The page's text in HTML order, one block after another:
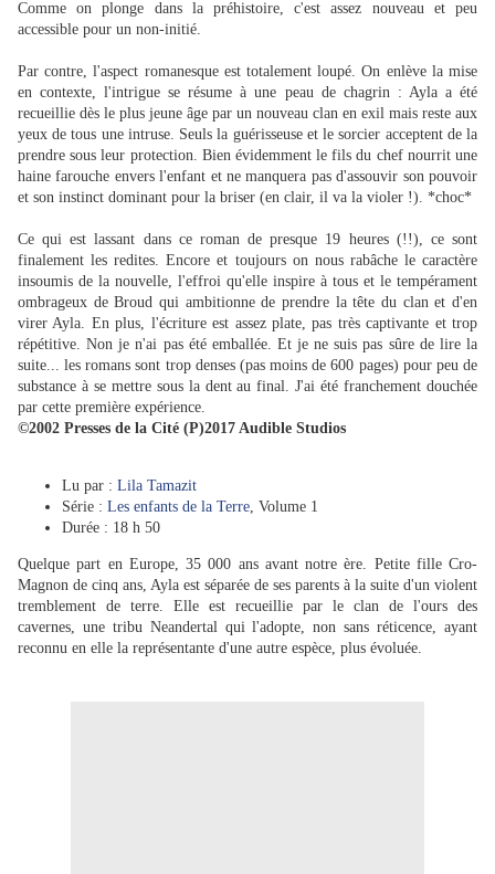
Comme on plonge dans la préhistoire, c'est assez nouveau et peu
accessible pour un non-initié.
Par contre, l'aspect romanesque est totalement loupé. On enlève la mise
en contexte, l'intrigue se résume à une peau de chagrin : Ayla a été
recueillie dès le plus jeune âge par un nouveau clan en exil mais reste aux
yeux de tous une intruse. Seuls la guérisseuse et le sorcier acceptent de la
prendre sous leur protection. Bien évidemment le fils du chef nourrit une
haine farouche envers l'enfant et ne manquera pas d'assouvir son pouvoir
et son instinct dominant pour la briser (en clair, il va la violer !). *choc*
Ce qui est lassant dans ce roman de presque 19 heures (!!), ce sont
finalement les redites. Encore et toujours on nous rabâche le caractère
insoumis de la nouvelle, l'effroi qu'elle inspire à tous et le tempérament
ombrageux de Broud qui ambitionne de prendre la tête du clan et d'en
virer Ayla. En plus, l'écriture est assez plate, pas très captivante et trop
répétitive. Non je n'ai pas été emballée. Et je ne suis pas sûre de lire la
suite... les romans sont trop denses (pas moins de 600 pages) pour peu de
substance à se mettre sous la dent au final. J'ai été franchement douchée
par cette première expérience.
©2002 Presses de la Cité (P)2017 Audible Studios
Lu par : Lila Tamazit
Série : Les enfants de la Terre, Volume 1
Durée : 18 h 50
Quelque part en Europe, 35 000 ans avant notre ère. Petite fille Cro-
Magnon de cinq ans, Ayla est séparée de ses parents à la suite d'un violent
tremblement de terre. Elle est recueillie par le clan de l'ours des
cavernes, une tribu Neandertal qui l'adopte, non sans réticence, ayant
reconnu en elle la représentante d'une autre espèce, plus évoluée.